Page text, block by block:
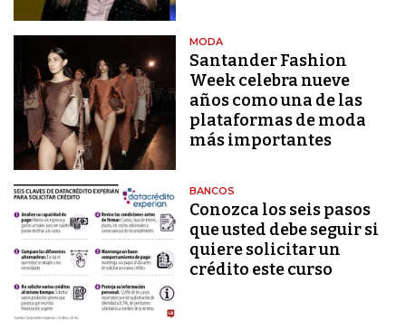
MODA
Santander Fashion
Week celebra nueve
años como una de las
plataformas de moda
más importantes
BANCOS
Conozca los seis pasos
que usted debe seguir si
quiere solicitar un
crédito este curso